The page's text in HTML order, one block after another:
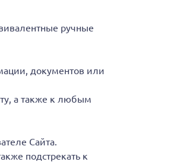
ручные
документов или
а также к любым
Сайта.
подстрекать к